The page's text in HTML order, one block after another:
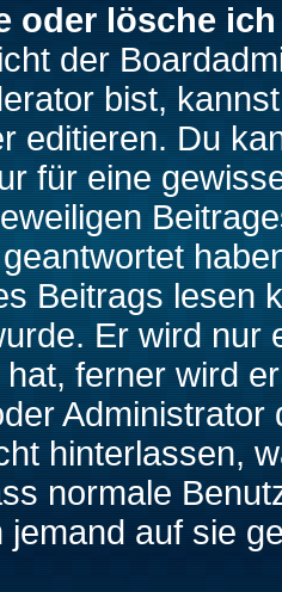
oder lösche
der
bist,
editieren. Du
für eine
Beitrags lesen
Er wird nur
ferner wird
hinterlassen,
normale
jemand auf sie